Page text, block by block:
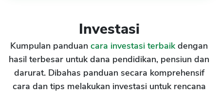
Investasi
Kumpulan panduan cara investasi terbaikdengan
hasil terbesar untuk dana pendidikan, pensiun dan
darurat. Dibahas panduan secara komprehensif
cara dan tips melakukan investasi untuk rencana